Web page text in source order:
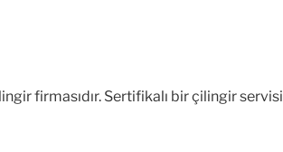
firmasıdır. Sertifikalı bir çilingir servisi